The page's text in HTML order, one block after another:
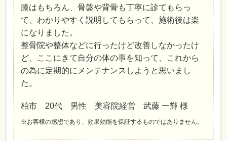
膝はもちろん、骨盤や背骨も丁寧に診てもらっ
て、わかりやすく説明してもらって、施術後は楽
になりました。
整骨院や整体などに行ったけど改善しなかったけ
ど、ここにきて自分の体の事を知って、これから
の為に定期的にメンテナンスしようと思いまし
た。
柏市 20代 男性 美容院経営 武藤 一輝 様
※お客様の感想であり、効果効能を保証するものではありません。